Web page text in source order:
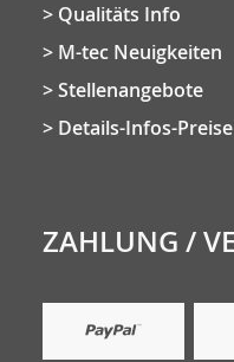
Qualitäts Info
M-tec Neuigkeiten
Stellenangebote
Details-Infos-Preise
ZAHLUNG /